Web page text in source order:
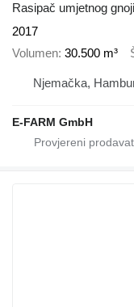
Rasipač umjetnog
2017
Volumen 30.500 m³
Njemačka,
E-FARM GmbH